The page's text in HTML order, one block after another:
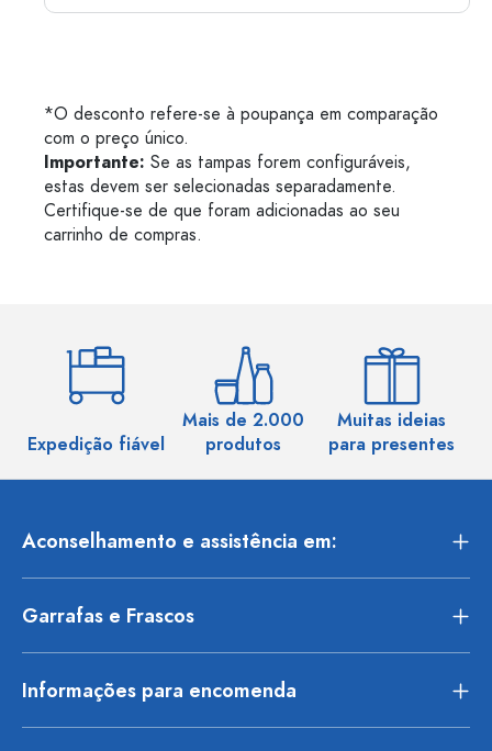
*O desconto refere-se à poupança em comparação
com o preço único.
Importante: Se as tampas forem configuráveis,
estas devem ser selecionadas separadamente.
Certifique-se de que foram adicionadas ao seu
carrinho de compras.
Expedição fiável
Mais de 2.000
produtos
Muitas ideias
para presentes
Aconselhamento e assistência em:
Garrafas e Frascos
Informações para encomenda